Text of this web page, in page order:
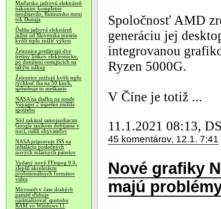
Maďarsko jadrovú elektráreň
nakoniec kompletne
neodstavilo, Rumunsko mení
tok Dunaja
Ďalšia jadrová elektráreň
južne od Slovenska musela
kvôli teplu znížiť výkon
Železnice predávajú dve
tretiny lístkov elektronicky,
po donútení cestujúcich na
takýto nákup
Železnice znižujú kvôli teplu
rýchlosť iba na 50 km/h,
spôsobuje to meškanie
NASA na diaľku na sonde
Voyager 2 úspešne znížila
spotrebu
Súd zakázal samojazdiacim
Google taxíkom dobíjanie v
noci, rušili obyvateľov
NASA pripravuje ISS na
inštaláciu posledných
nových solárnych panelov
Vydaný nový FFmpeg 9.0,
zlepšil akceleráciu
profesionálnych formátov
videa
Microsoft v čase drahých
pamätí sľubuje
optimalizovať spotrebu
RAM vo Windows 11
Spoločnosť AMD
generáciu jej
integrovanou
Ryzen 5000G.
V Číne je totiž ...
11.1.2021 08:13,
45 komentárov, 12.1. 7:41
Nové grafiky
majú